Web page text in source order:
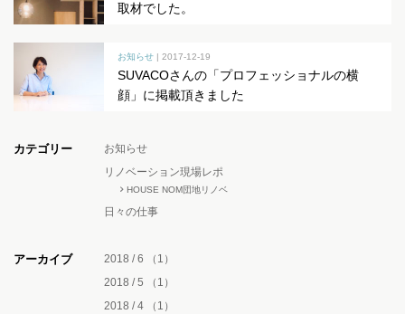
取材でした。
お知らせ | 2017-12-19
SUVACOさんの「プロフェッショナルの横
顔」に掲載頂きました
カテゴリー
お知らせ
リノベーション現場レポ
HOUSE NOM団地リノベ
日々の仕事
アーカイブ 2018 / 6 （1）
2018 / 5 （1）
2018 / 4 （1）